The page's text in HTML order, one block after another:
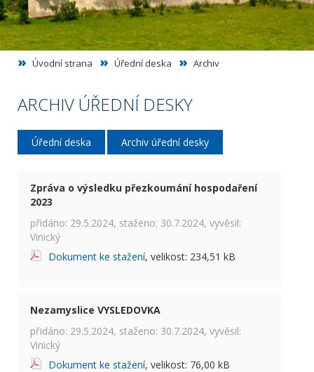
Úvodní strana Úřední deska Archiv
ARCHIV ÚŘEDNÍ DESKY
Úřední deska Archiv úřední desky
Zpráva o výsledku přezkoumání hospodaření
2023
přidáno: 29.5.2024, staženo: 30.7.2024, vyvěsil:
Vinický
Dokument ke stažení, velikost: 234,51 kB
Nezamyslice VYSLEDOVKA
přidáno: 29.5.2024, staženo: 30.7.2024, vyvěsil:
Vinický
Dokument ke stažení, velikost: 76,00 kB